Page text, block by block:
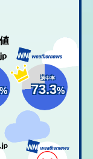
適中率
73.3%